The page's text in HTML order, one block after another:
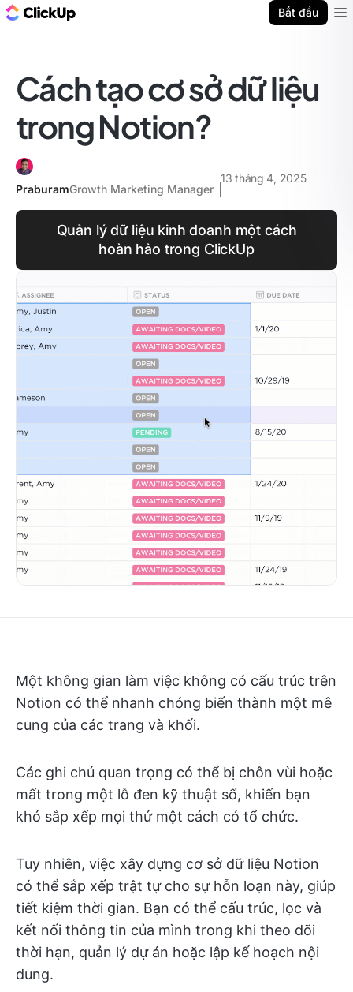
Bắt đầu
Cách tạo cơ sở dữ liệu
trong Notion?
PraburamGrowth Marketing Manager
13 tháng 4, 2025
Quản lý dữ liệu kinh doanh một cách
hoàn hảo trong ClickUp
Một không gian làm việc không có cấu trúc trên
Notion có thể nhanh chóng biến thành một mê
cung của các trang và khối.
Các ghi chú quan trọng có thể bị chôn vùi hoặc
mất trong một lỗ đen kỹ thuật số, khiến bạn
khó sắp xếp mọi thứ một cách có tổ chức.
Tuy nhiên, việc xây dựng cơ sở dữ liệu Notion
có thể sắp xếp trật tự cho sự hỗn loạn này, giúp
tiết kiệm thời gian. Bạn có thể cấu trúc, lọc và
kết nối thông tin của mình trong khi theo dõi
thời hạn, quản lý dự án hoặc lập kế hoạch nội
dung.